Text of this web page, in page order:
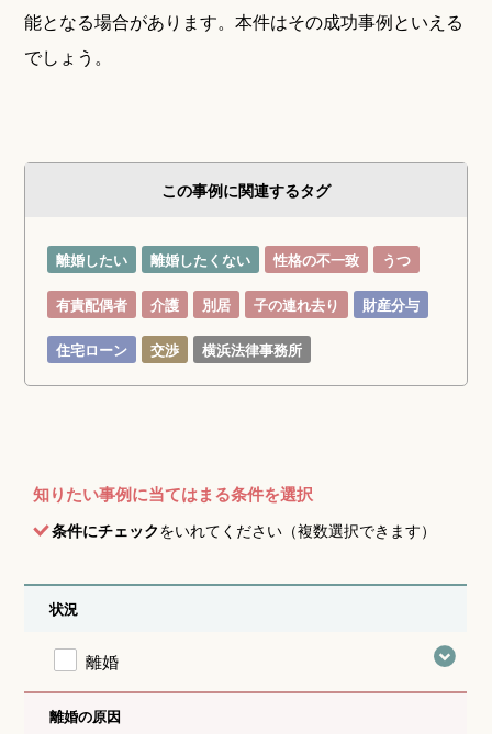
能となる場合があります。本件はその成功事例といえる
でしょう。
この事例に関連するタグ
離婚したい 離婚したくない 性格の不一致 うつ
有責配偶者 介護 別居 子の連れ去り 財産分与
住宅ローン 交渉 横浜法律事務所
知りたい事例に当てはまる条件を選択
条件にチェックをいれてください（複数選択できます）
状況
離婚
離婚の原因